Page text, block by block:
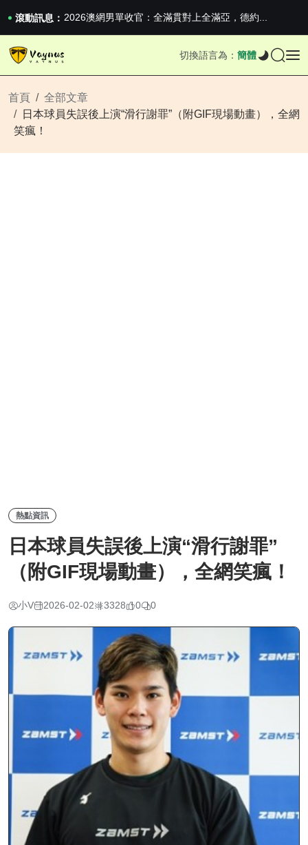
滾動訊息： 2026澳網男單收官：全滿貫對上全滿亞，德約...
《巔峰守衛 Highguard》正式上線，官...
iPhone 16e 釋出，蘋果你不要太離譜
iPhone 16e 釋出，蘋果你不要太離譜
切換語言為： 簡體
首頁
全部文章
日本球員失誤後上演“滑行謝罪”（附GIF現場動畫），全網
笑瘋！
熱點資訊
日本球員失誤後上演“滑行謝罪”
（附GIF現場動畫），全網笑瘋！
小V 2026-02-02 3328 0 0